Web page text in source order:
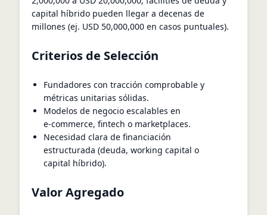
capital híbrido pueden llegar a decenas de
millones (ej. USD 50,000,000 en casos puntuales).
Criterios de Selección
Fundadores con tracción comprobable y
métricas unitarias sólidas.
Modelos de negocio escalables en
e‑commerce, fintech o marketplaces.
Necesidad clara de financiación
estructurada (deuda, working capital o
capital híbrido).
Valor Agregado